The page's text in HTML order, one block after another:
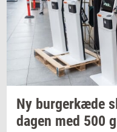
Ny bur­ger­kæ­de
dagen med 500